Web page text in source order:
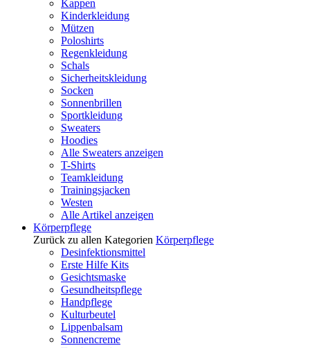
Kappen
Kinderkleidung
Mützen
Poloshirts
Regenkleidung
Schals
Sicherheitskleidung
Socken
Sonnenbrillen
Sportkleidung
Sweaters
Hoodies
Alle Sweaters anzeigen
T-Shirts
Teamkleidung
Trainingsjacken
Westen
Alle Artikel anzeigen
Körperpflege
Zurück zu allen Kategorien Körperpflege
Desinfektionsmittel
Erste Hilfe Kits
Gesichtsmaske
Gesundheitspflege
Handpflege
Kulturbeutel
Lippenbalsam
Sonnencreme